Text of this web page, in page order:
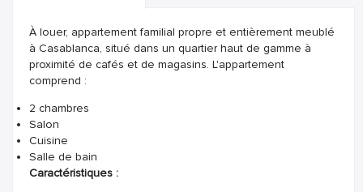
À louer, appartement familial propre et entièrement meublé
à Casablanca, situé dans un quartier haut de gamme à
proximité de cafés et de magasins. L'appartement
comprend :
2 chambres
Salon
Cuisine
Salle de bain
Caractéristiques :